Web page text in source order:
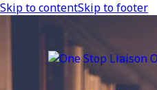
Skip to contentSkip to footer